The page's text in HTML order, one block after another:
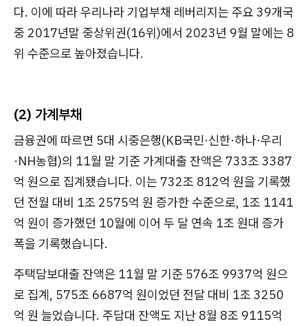
다. 이에 따라 우리나라 기업부채 레버리지는 주요 39개국
중 2017년말 중상위권(16위)에서 2023년 9월 말에는 8
위 수준으로 높아졌습니다.
(2) 가계부채
금융권에 따르면 5대 시중은행(KB국민·신한·하나·우리
·NH농협)의 11월 말 기준 가계대출 잔액은 733조 3387
억 원으로 집계됐습니다. 이는 732조 812억 원을 기록했
던 전월 대비 1조 2575억 원 증가한 수준으로, 1조 1141
억 원이 증가했던 10월에 이어 두 달 연속 1조 원대 증가
폭을 기록했습니다.
주택담보대출 잔액은 11월 말 기준 576조 9937억 원으
로 집계, 575조 6687억 원이었던 전달 대비 1조 3250
억 원 늘었습니다. 주담대 잔액도 지난 8월 8조 9115억